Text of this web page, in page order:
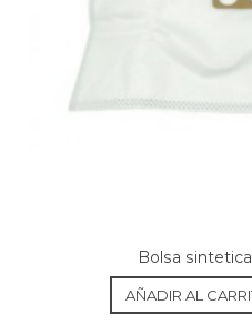
Bolsa
AÑADIR AL